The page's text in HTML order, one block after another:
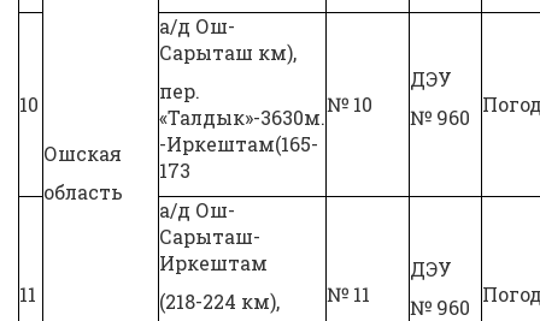
Ошская
область
10
а/д Ош-
Сарыташ км),
пер.
«Талдык»-3630м.
-Иркештам(165-
173
№ 10
ДЭУ
№ 960
11
а/д Ош-
Сарыташ-
Иркештам
(218-224 км),
№ 11
ДЭУ
№ 960